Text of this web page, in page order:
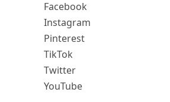
Facebook
Instagram
Pinterest
TikTok
Twitter
YouTube